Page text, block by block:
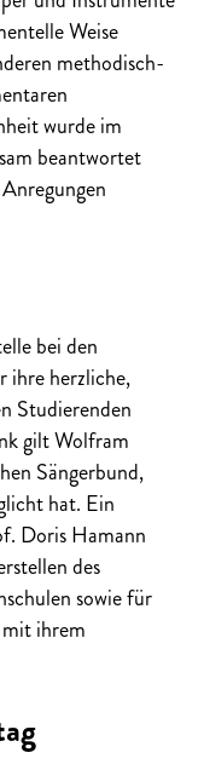
Weise
methodisch-
wurde im
beantwortet
bei den
ihre herzliche,
Studierenden
gilt Wolfram
Sängerbund,
hat. Ein
Doris Hamann
des
sowie für
ihrem